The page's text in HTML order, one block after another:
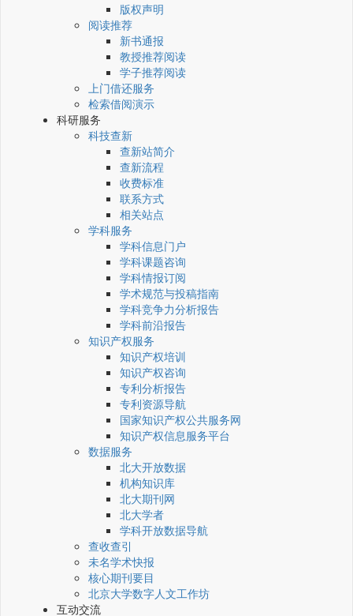
版权声明
阅读推荐
新书通报
教授推荐阅读
学子推荐阅读
上门借还服务
检索借阅演示
科研服务
科技查新
查新站简介
查新流程
收费标准
联系方式
相关站点
学科服务
学科信息门户
学科课题咨询
学科情报订阅
学术规范与投稿指南
学科竞争力分析报告
学科前沿报告
知识产权服务
知识产权培训
知识产权咨询
专利分析报告
专利资源导航
国家知识产权公共服务网
知识产权信息服务平台
数据服务
北大开放数据
机构知识库
北大期刊网
北大学者
学科开放数据导航
查收查引
未名学术快报
核心期刊要目
北京大学数字人文工作坊
互动交流